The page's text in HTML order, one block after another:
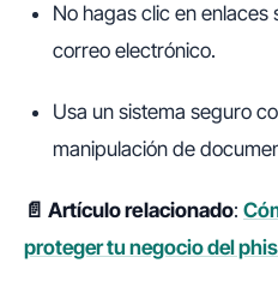
No hagas clic en
correo electrónico.
Usa un sistema seguro
manipulación de
📄 Artículo relacionado:
proteger tu negocio del